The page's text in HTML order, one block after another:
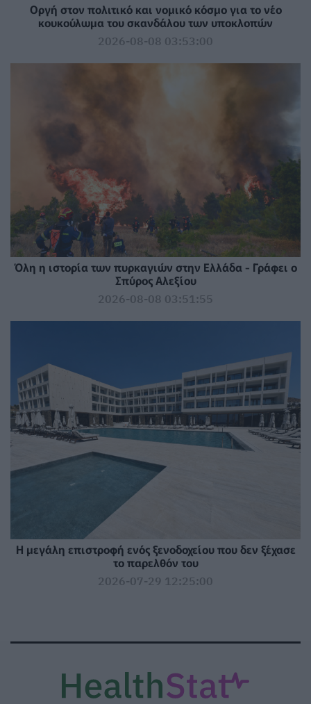
Οργή στον πολιτικό και νομικό κόσμο για το νέο
κουκούλωμα του σκανδάλου των υποκλοπών
2026-08-08 03:53:00
Όλη η ιστορία των πυρκαγιών στην Ελλάδα - Γράφει ο
Σπύρος Αλεξίου
2026-08-08 03:51:55
Η μεγάλη επιστροφή ενός ξενοδοχείου που δεν ξέχασε
το παρελθόν του
2026-07-29 12:25:00